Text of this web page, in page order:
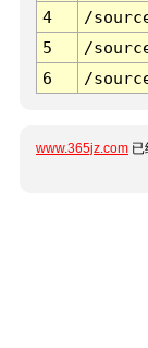
4
/
5
/
6
/
www.365jz.com